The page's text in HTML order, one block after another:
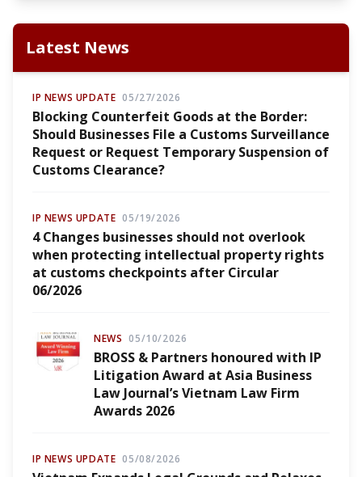
Latest News
IP NEWS UPDATE 05/27/2026
Blocking Counterfeit Goods at the Border:
Should Businesses File a Customs Surveillance
Request or Request Temporary Suspension of
Customs Clearance?
IP NEWS UPDATE 05/19/2026
4 Changes businesses should not overlook
when protecting intellectual property rights
at customs checkpoints after Circular
06/2026
NEWS 05/10/2026
BROSS & Partners honoured with IP
Litigation Award at Asia Business
Law Journal’s Vietnam Law Firm
Awards 2026
IP NEWS UPDATE 05/08/2026